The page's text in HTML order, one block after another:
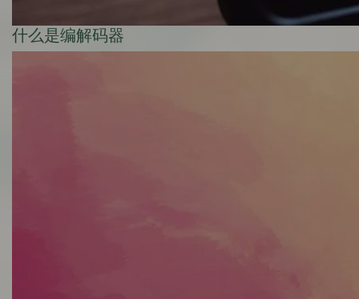
什么是编解码器